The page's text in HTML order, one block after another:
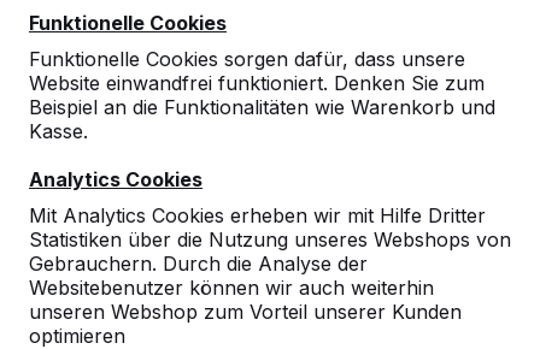
Funktionelle Cookies
Funktionelle Cookies sorgen dafür, dass unsere
Website einwandfrei funktioniert. Denken Sie zum
Beispiel an die Funktionalitäten wie Warenkorb und
Kasse.
Analytics Cookies
Mit Analytics Cookies erheben wir mit Hilfe Dritter
Statistiken über die Nutzung unseres Webshops von
Gebrauchern. Durch die Analyse der
Websitebenutzer können wir auch weiterhin
unseren Webshop zum Vorteil unserer Kunden
optimieren